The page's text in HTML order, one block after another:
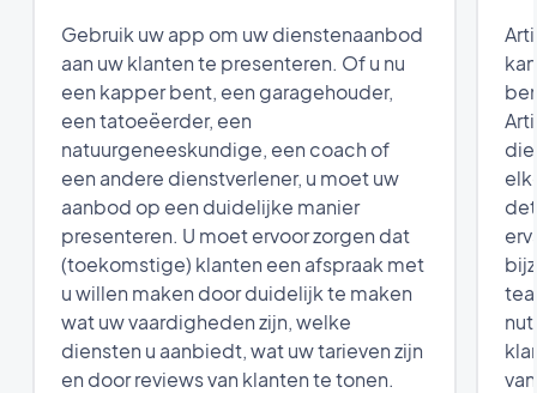
Gebruik uw app om uw dienstenaanbod
aan uw klanten te presenteren. Of u nu
een kapper bent, een garagehouder,
een tatoeëerder, een
natuurgeneeskundige, een coach of
een andere dienstverlener, u moet uw
aanbod op een duidelijke manier
presenteren. U moet ervoor zorgen dat
(toekomstige) klanten een afspraak met
u willen maken door duidelijk te maken
wat uw vaardigheden zijn, welke
diensten u aanbiedt, wat uw tarieven zijn
en door reviews van klanten te tonen.